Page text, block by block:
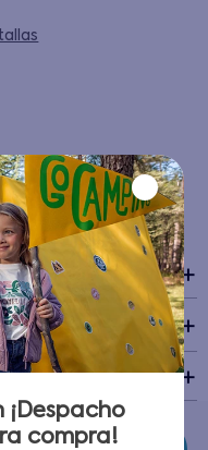
+
compra!